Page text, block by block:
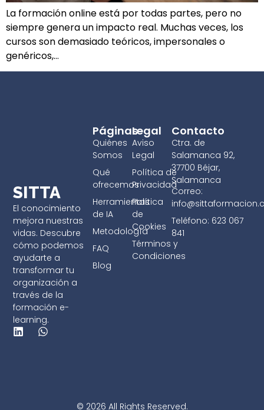
La formación online está por todas partes, pero no
siempre genera un impacto real. Muchas veces, los
cursos son demasiado teóricos, impersonales o
genéricos,…
SITTA
El conocimiento
mejora nuestras
vidas. Descubre
cómo podemos
ayudarte a
transformar tu
organización a
través de la
formación e-
learning.
Legal
Aviso
Legal
Política de
Privacidad
Política
de
Cookies
Términos y
Condiciones
Páginas
Quiénes
Somos
Qué
ofrecemos
Herramientas
de IA
Metodología
FAQ
Blog
Contacto
Ctra. de
Salamanca 92,
37700 Béjar,
Salamanca
Correo:
Teléfono: 623 067
841
© 2026 All Rights Reserved.